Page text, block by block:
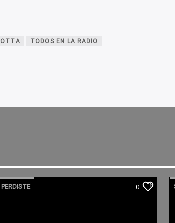
TODOS EN LA RADIO
0